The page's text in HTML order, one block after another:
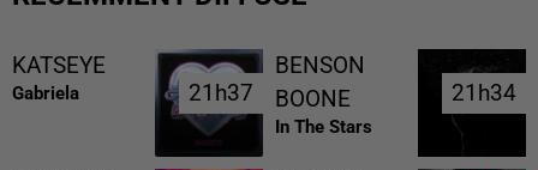
KATSEYE
Gabriela 21h37
21h37
BENSON
BOONE
In The Stars
21h34
21h34